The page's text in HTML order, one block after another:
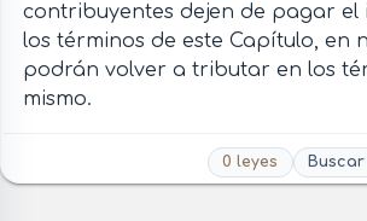
contribuyentes dejen de pagar el
los términos de este Capítulo, en
podrán volver a tributar en los
mismo.
0 leyes